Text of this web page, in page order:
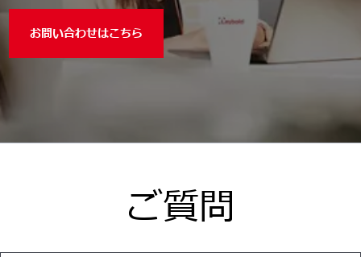
お問い合わせはこちら
ご質問